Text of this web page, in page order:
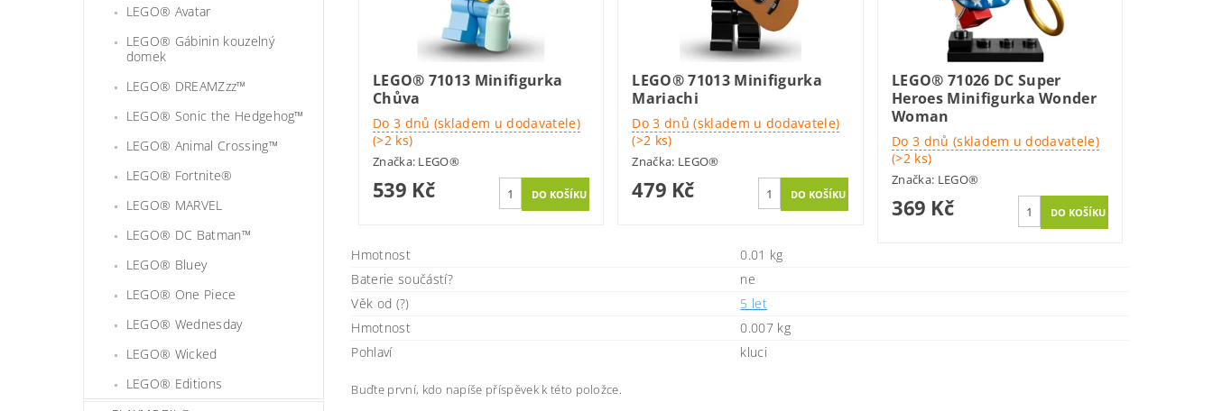
LEGO® Avatar
LEGO® Gábinin kouzelný
domek
LEGO® DREAMZzz™
LEGO® Sonic the Hedgehog™
LEGO® Animal Crossing™
LEGO® Fortnite®
LEGO® MARVEL
LEGO® DC Batman™
LEGO® Bluey
LEGO® One Piece
LEGO® Wednesday
LEGO® Wicked
LEGO® Editions
LEGO® 71013 Minifigurka
Chůva
Do 3 dnů (skladem u dodavatele)
(>2 ks)
Značka: LEGO®
539 Kč
LEGO® 71013 Minifigurka
Mariachi
Do 3 dnů (skladem u dodavatele)
(>2 ks)
Značka: LEGO®
479 Kč
LEGO® 71026 DC Super
Heroes Minifigurka Wonder
Woman
Do 3 dnů (skladem u dodavatele)
(>2 ks)
Značka: LEGO®
369 Kč
Hmotnost
0.01 kg
Baterie součástí?
ne
Věk od (?)
5 let
Hmotnost
0.007 kg
Pohlaví
kluci
Buďte první, kdo napíše příspěvek k této položce.